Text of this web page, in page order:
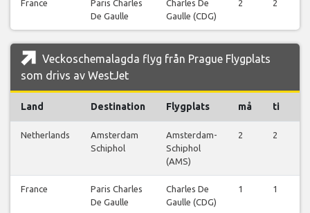
France
Paris Charles
De Gaulle
Charles De
Gaulle (CDG)
2 2
Veckoschemalagda flyg från Prague Flygplats
som drivs av WestJet
Land Destination Flygplats må ti
Netherlands
Amsterdam
Schiphol
Amsterdam-
Schiphol
(AMS)
2 2
France
Paris Charles
De Gaulle
Charles De
Gaulle (CDG)
1 1